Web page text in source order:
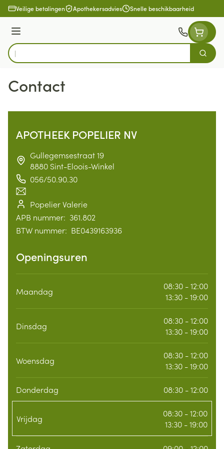
Ga naar de inhoud
Veilige betalingen Apothekersadvies Snelle beschikbaarheid
Menu
Product, merk, categorie...
Zoek
Contact
APOTHEEK POPELIER NV
address
Gullegemsestraat 19
8880 Sint-Eloois-Winkel
Telefoon
056/50.90.30
E-mailadres
Apotheek titularis
Popelier Valerie
APB nummer
APB nummer: 361.802
BTW nummer
BTW nummer: BE0439163936
Openingsuren
Maandag
08:30 - 12:00
13:30 - 19:00
Dinsdag
08:30 - 12:00
13:30 - 19:00
Woensdag
08:30 - 12:00
13:30 - 19:00
Donderdag 08:30 - 12:00
Vrijdag
08:30 - 12:00
13:30 - 19:00